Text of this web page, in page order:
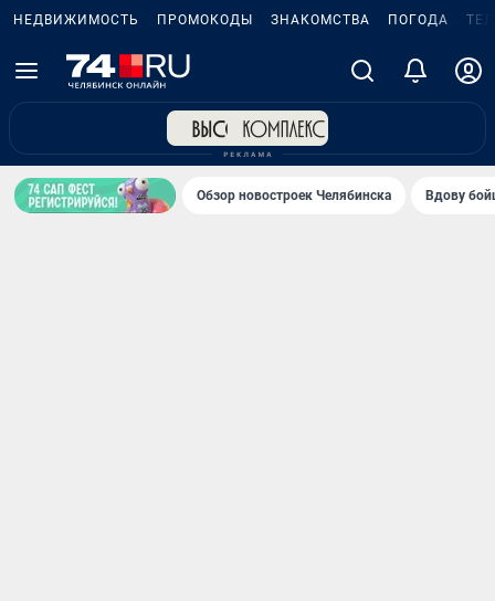
НЕДВИЖИМОСТЬ ПРОМОКОДЫ ЗНАКОМСТВА ПОГОДА
Обзор новостроек Челябинска Вдову